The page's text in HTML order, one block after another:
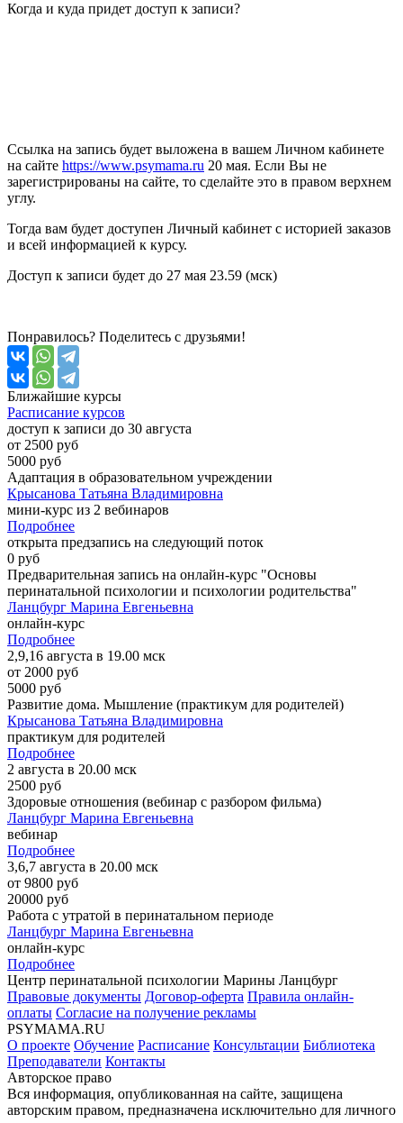
Когда и куда придет доступ к записи?
Ссылка на запись будет выложена в вашем Личном кабинете
на сайте https://www.psymama.ru 20 мая. Если Вы не
зарегистрированы на сайте, то сделайте это в правом верхнем
углу.
Тогда вам будет доступен Личный кабинет с историей заказов
и всей информацией к курсу.
Доступ к записи будет до 27 мая 23.59 (мск)
Понравилось? Поделитесь с друзьями!
Ближайшие курсы
Расписание курсов
доступ к записи до 30 августа
от 2500 руб
5000 руб
Адаптация в образовательном учреждении
Крысанова Татьяна Владимировна
мини-курс из 2 вебинаров
Подробнее
открыта предзапись на следующий поток
0 руб
Предварительная запись на онлайн-курс "Основы
перинатальной психологии и психологии родительства"
Ланцбург Марина Евгеньевна
онлайн-курс
Подробнее
2,9,16 августа в 19.00 мск
от 2000 руб
5000 руб
Развитие дома. Мышление (практикум для родителей)
Крысанова Татьяна Владимировна
практикум для родителей
Подробнее
2 августа в 20.00 мск
2500 руб
Здоровые отношения (вебинар с разбором фильма)
Ланцбург Марина Евгеньевна
вебинар
Подробнее
3,6,7 августа в 20.00 мск
от 9800 руб
20000 руб
Работа с утратой в перинатальном периоде
Ланцбург Марина Евгеньевна
онлайн-курс
Подробнее
Центр перинатальной психологии Марины Ланцбург
Правовые документы Договор-оферта Правила онлайн-
оплаты Согласие на получение рекламы
PSYMAMA.RU
О проекте Обучение Расписание Консультации Библиотека
Преподаватели Контакты
Авторское право
Вся информация, опубликованная на сайте, защищена
авторским правом, предназначена исключительно для личного